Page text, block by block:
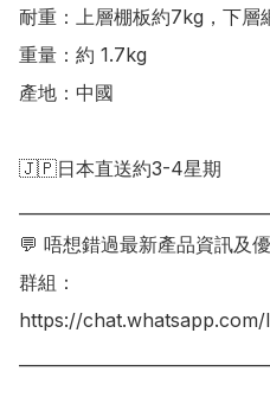
耐重：上層棚板約7kg，下層
重量：約 1.7kg
產地：中國
🇯🇵日本直送約3-4星期
💬 唔想錯過最新產品資訊及
群組：
https://chat.whatsapp.com/